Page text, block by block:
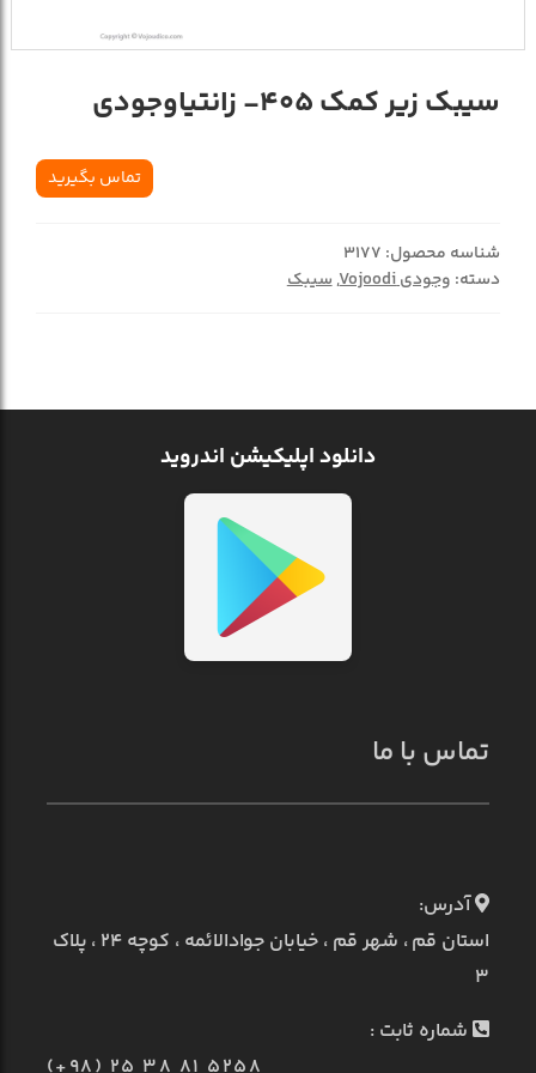
سیبک زیر کمک 405- زانتیاوجودی
تماس بگیرید
شناسه محصول: 3177
دسته: وجودی Vojoodi ,سیبک
دانلود اپلیکیشن اندروید
تماس با ما
آدرس:
استان قم ، شهر قم ، خیابان جوادالائمه ، کوچه ۲۴ ، پلاک
۳
شماره ثابت :